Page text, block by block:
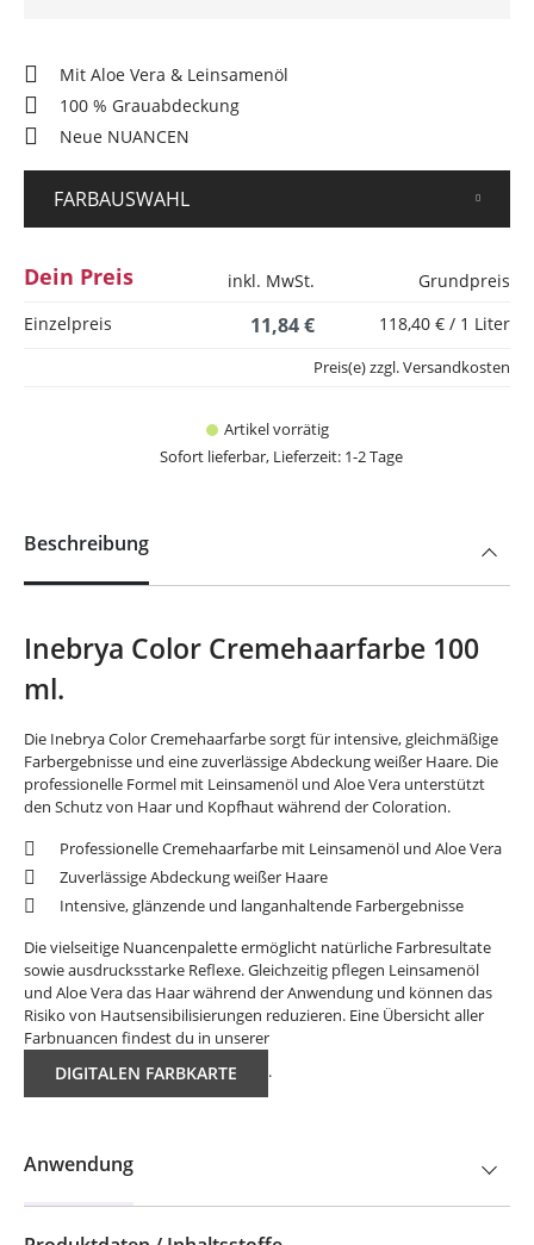
Mit Aloe Vera & Leinsamenöl
100 % Grauabdeckung
Neue NUANCEN
FARBAUSWAHL
Dein Preis inkl. MwSt.
Grundpreis
Einzelpreis
11,84 € 118,40 € / 1 Liter
Artikel vorrätig
Sofort lieferbar, Lieferzeit: 1-2 Tage
Preis(e) zzgl. Versandkosten
Beschreibung
Inebrya Color Cremehaarfarbe 100
ml.
Die Inebrya Color Cremehaarfarbe sorgt für intensive, gleichmäßige
Farbergebnisse und eine zuverlässige Abdeckung weißer Haare. Die
professionelle Formel mit Leinsamenöl und Aloe Vera unterstützt
den Schutz von Haar und Kopfhaut während der Coloration.
Professionelle Cremehaarfarbe mit Leinsamenöl und Aloe Vera
Zuverlässige Abdeckung weißer Haare
Intensive, glänzende und langanhaltende Farbergebnisse
Die vielseitige Nuancenpalette ermöglicht natürliche Farbresultate
sowie ausdrucksstarke Reflexe. Gleichzeitig pflegen Leinsamenöl
und Aloe Vera das Haar während der Anwendung und können das
Risiko von Hautsensibilisierungen reduzieren. Eine Übersicht aller
Farbnuancen findest du in unserer
DIGITALEN FARBKARTE .
Anwendung